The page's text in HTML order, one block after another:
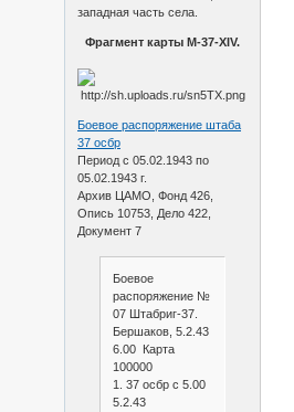
западная часть села.
Фрагмент карты М-37-XIV.
Боевое распоряжение штаба
37 осбр
Период с 05.02.1943 по
05.02.1943 г.
Архив ЦАМО, Фонд 426,
Опись 10753, Дело 422,
Документ 7
Боевое
распоряжение №
07 Штабриг-37.
Бершаков, 5.2.43
6.00 Карта
100000
1. 37 осбр с 5.00
5.2.43